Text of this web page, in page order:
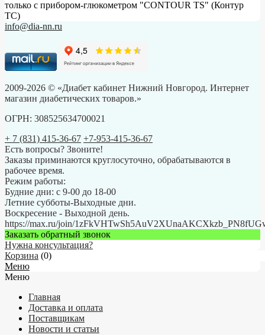
только с прибором-глюкометром "CONTOUR TS" (Контур
ТС)
info@dia-nn.ru
2009-2026 © «Диабет кабинет Нижний Новгород. Интернет
магазин диабетических товаров.»
ОГРН: 308525634700021
+ 7 (831) 415-36-67 +7-953-415-36-67
Есть вопросы? Звоните!
Заказы приминаются круглосуточно, обрабатываются в
рабочее время.
Режим работы:
Будние дни: с 9-00 до 18-00
Летние субботы-Выходные дни.
Воскресение - Выходной день.
https://max.ru/join/
Заказать обратный звонок
Нужна консультация?
Корзина (0)
Меню
Меню
Главная
Доставка и оплата
Поставщикам
Новости и статьи